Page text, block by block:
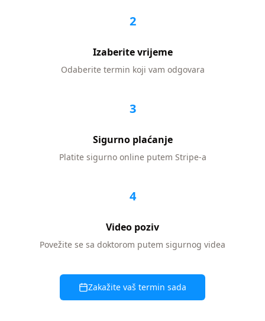
2
Izaberite vrijeme
Odaberite termin koji vam odgovara
3
Sigurno plaćanje
Platite sigurno online putem Stripe-a
4
Video poziv
Povežite se sa doktorom putem sigurnog videa
Zakažite vaš termin sada